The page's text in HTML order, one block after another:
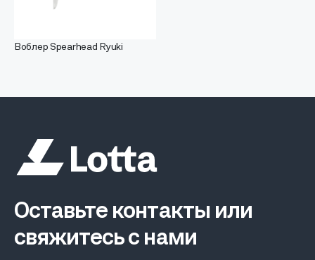
Воблер Spearhead Ryuki
Оставьте контакты или
свяжитесь с нами